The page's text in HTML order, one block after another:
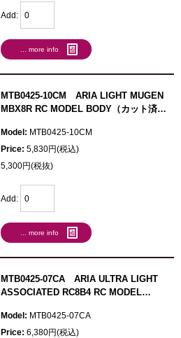
Add:
... more info
MTB0425-10CM ARIA LIGHT MUGEN
MBX8R RC MODEL BODY（カット済
Model: MTB0425-10CM
Price: 5,830円(税込)
5,300円(税抜)
Add:
... more info
MTB0425-07CA ARIA ULTRA LIGHT
ASSOCIATED RC8B4 RC MODEL
Model: MTB0425-07CA
Price: 6,380円(税込)